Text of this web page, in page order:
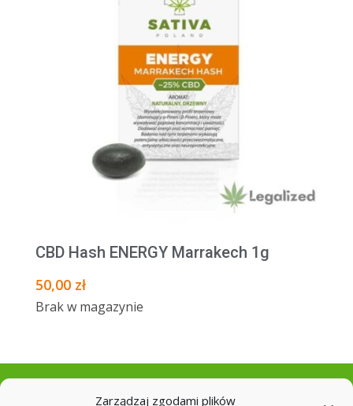
Zarządzaj zgodami plików
CBD Hash ENERGY Marrakech 1g
50,00 zł
Brak w magazynie